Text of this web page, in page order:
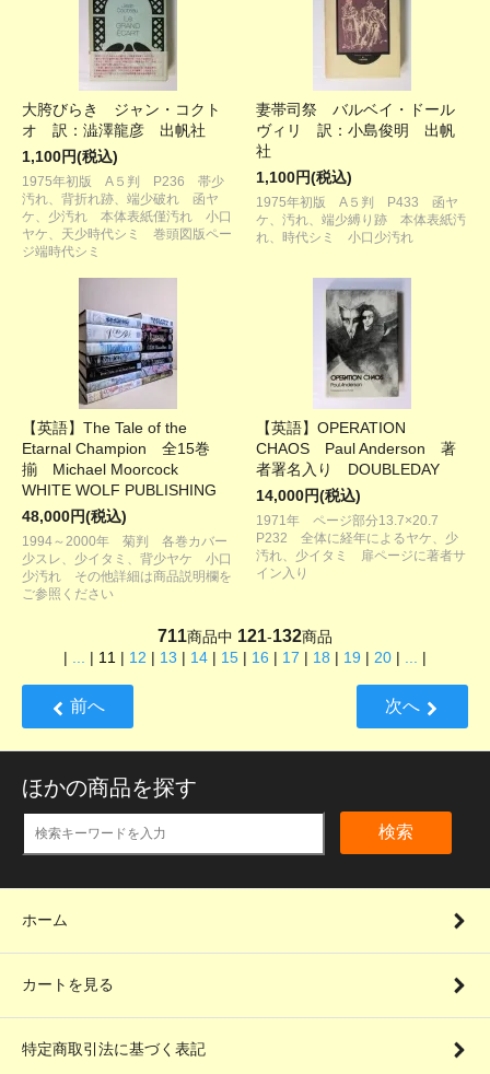
大胯びらき ジャン・コクト
オ 訳：澁澤龍彦 出帆社
1,100円(税込)
1975年初版 A５判 P236 帯少
汚れ、背折れ跡、端少破れ 函ヤ
ケ、少汚れ 本体表紙僅汚れ 小口
ヤケ、天少時代シミ 巻頭図版ペー
ジ端時代シミ
妻帯司祭 バルベイ・ドール
ヴィリ 訳：小島俊明 出帆
社
1,100円(税込)
1975年初版 A５判 P433 函ヤ
ケ、汚れ、端少縛り跡 本体表紙汚
れ、時代シミ 小口少汚れ
【英語】The Tale of the
Etarnal Champion 全15巻
揃 Michael Moorcock
WHITE WOLF PUBLISHING
48,000円(税込)
1994～2000年 菊判 各巻カバー
少スレ、少イタミ、背少ヤケ 小口
少汚れ その他詳細は商品説明欄を
ご参照ください
【英語】OPERATION
CHAOS Paul Anderson 著
者署名入り DOUBLEDAY
14,000円(税込)
1971年 ページ部分13.7×20.7
P232 全体に経年によるヤケ、少
汚れ、少イタミ 扉ページに著者サ
イン入り
711商品中 121-132商品
| ... | 11 | 12 | 13 | 14 | 15 | 16 | 17 | 18 | 19 | 20 | ... |
前へ 次へ
ほかの商品を探す
検索
ホーム
カートを見る
特定商取引法に基づく表記